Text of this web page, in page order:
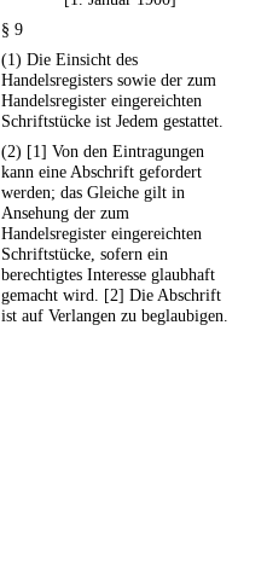
§ 9
(1) Die Einsicht des
Handelsregisters sowie der zum
Handelsregister eingereichten
Schriftstücke ist Jedem gestattet.
(2) [1] Von den Eintragungen
kann eine Abschrift gefordert
werden; das Gleiche gilt in
Ansehung der zum
Handelsregister eingereichten
Schriftstücke, sofern ein
berechtigtes Interesse glaubhaft
gemacht wird. [2] Die Abschrift
ist auf Verlangen zu beglaubigen.